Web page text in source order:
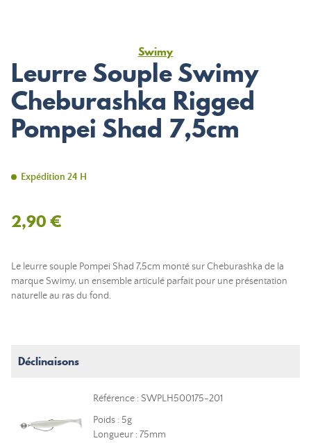
Swimy
Leurre Souple Swimy
Cheburashka Rigged
Pompei Shad 7,5cm
Expédition 24 H
2,90 €
Le leurre souple Pompei Shad 7,5cm monté sur Cheburashka de la
marque Swimy, un ensemble articulé parfait pour une présentation
naturelle au ras du fond.
Déclinaisons
Référence : SWPLH500175-201
Poids : 5g
Longueur : 75mm